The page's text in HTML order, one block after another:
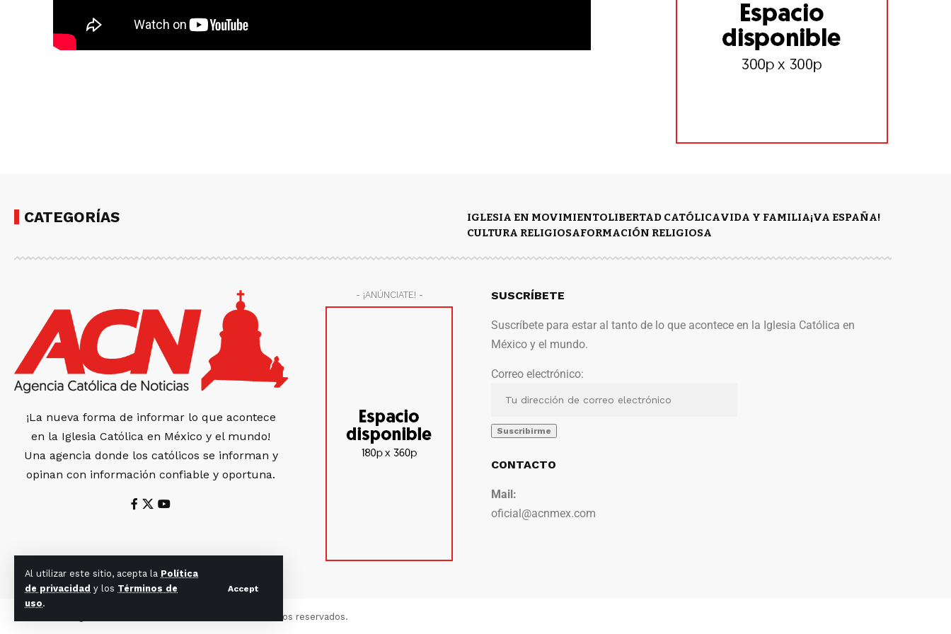
Al utilizar este sitio, acepta la Política
de privacidad y los Términos de
uso.
Accept
CATEGORÍAS IGLESIA EN MOVIMIENTOLIBERTAD CATÓLICAVIDA Y FAMILIA¡VA ESPAÑA!
CULTURA RELIGIOSAFORMACIÓN RELIGIOSA
¡La nueva forma de informar lo que acontece
en la Iglesia Católica en México y el mundo!
Una agencia donde los católicos se informan y
opinan con información confiable y oportuna.
- ¡ANÚNCIATE! - SUSCRÍBETE
Suscríbete para estar al tanto de lo que acontece en la Iglesia Católica en
México y el mundo.
Correo electrónico:
CONTACTO
Mail:
oficial@acnmex.com
© 2022 Agencia Católica de Noticias. Todos los derechos reservados.